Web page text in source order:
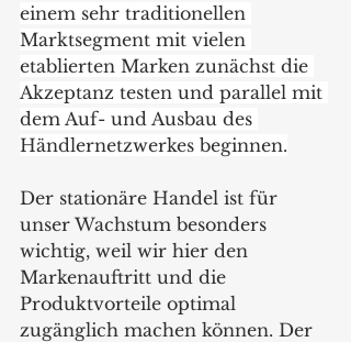
einem sehr traditionellen
Marktsegment mit vielen
etablierten Marken zunächst die
Akzeptanz testen und parallel mit
dem Auf- und Ausbau des
Händlernetzwerkes beginnen.
Der stationäre Handel ist für
unser Wachstum besonders
wichtig, weil wir hier den
Markenauftritt und die
Produktvorteile optimal
zugänglich machen können. Der